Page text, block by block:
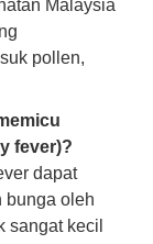
Malaysia
pollen,
fever)?
dapat
bunga oleh
sangat kecil